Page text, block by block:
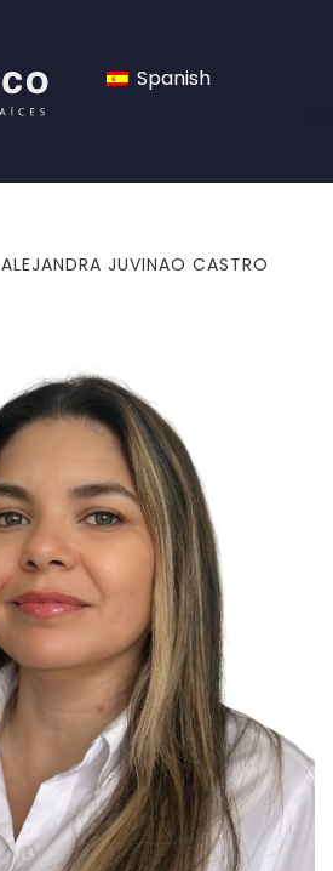
Spanish
ALEJANDRA JUVINAO CASTRO